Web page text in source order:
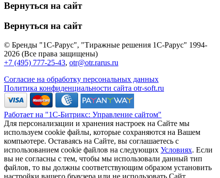
Вернуться на сайт
Вернуться на сайт
© Бренды "1С-Рарус", "Тиражные решения 1С-Рарус" 1994-
2026 (Все права защищены)
+7 (495) 777-25-43, otr@otr.rarus.ru
Согласие на обработку персональных данных
Политика конфиденциальности сайта otr-soft.ru
Работает на "1С-Битрикс: Управление сайтом"
Для персонализации и хранения настроек на Сайте мы
используем cookie файлы, которые сохраняются на Вашем
компьютере. Оставаясь на Сайте, вы соглашаетесь с
использованием cookie файлов на следующих Условиях. Если
вы не согласны с тем, чтобы мы использовали данный тип
файлов, то вы должны соответствующим образом установить
настройки вашего браузера или не использовать Сайт.